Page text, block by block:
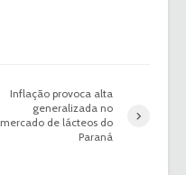
Inflação provoca alta
generalizada no
mercado de lácteos do
Paraná